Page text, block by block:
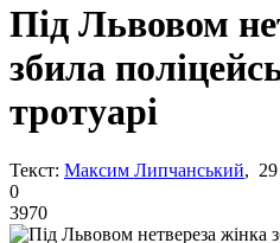
Під Львовом
збила
тротуарі
Текст: Максим Липчанський, 29
0
3970